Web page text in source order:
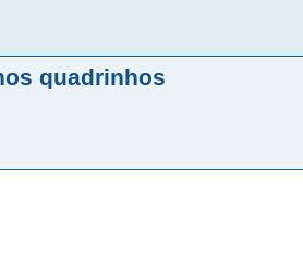
quadrinhos